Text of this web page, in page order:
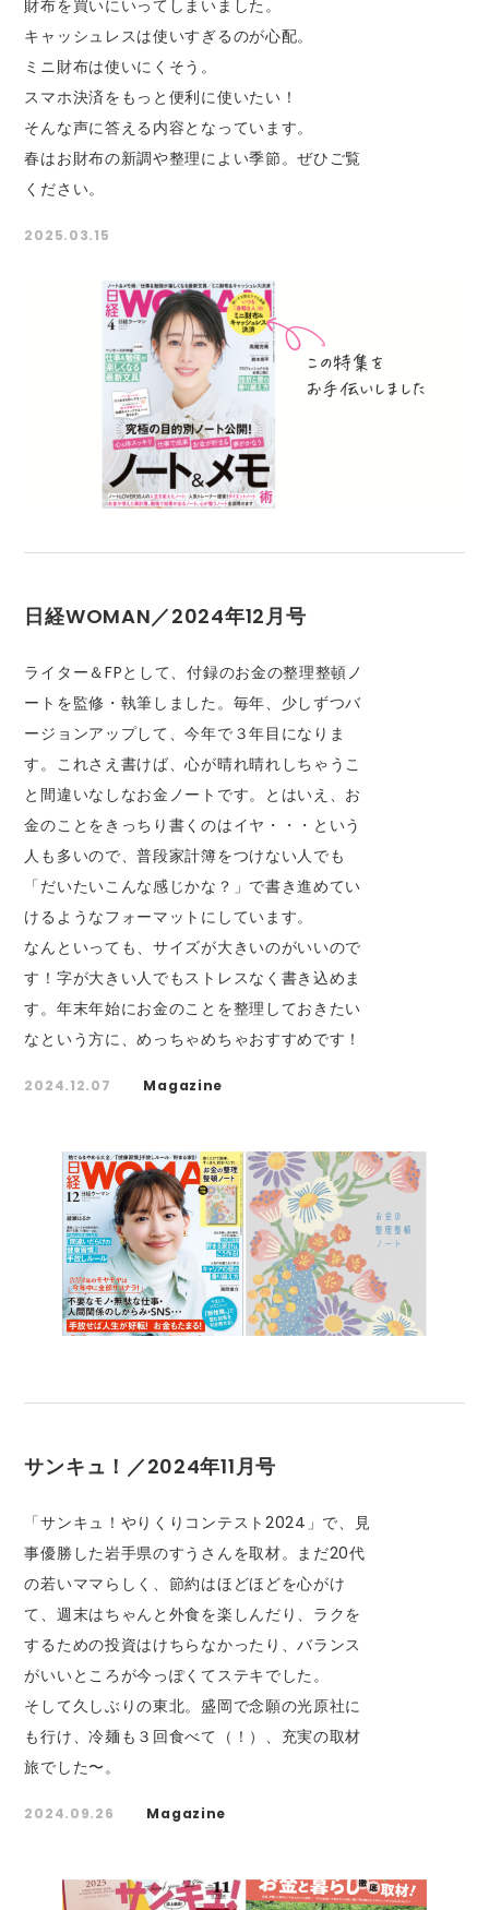
財布を買いにいってしまいました。
キャッシュレスは使いすぎるのが心配。
ミニ財布は使いにくそう。
スマホ決済をもっと便利に使いたい！
そんな声に答える内容となっています。
春はお財布の新調や整理によい季節。ぜひご覧
ください。
2025.03.15
日経WOMAN／2024年12月号
ライター＆FPとして、付録のお金の整理整頓ノ
ートを監修・執筆しました。毎年、少しずつバ
ージョンアップして、今年で３年目になりま
す。これさえ書けば、心が晴れ晴れしちゃうこ
と間違いなしなお金ノートです。とはいえ、お
金のことをきっちり書くのはイヤ・・・という
人も多いので、普段家計簿をつけない人でも
「だいたいこんな感じかな？」で書き進めてい
けるようなフォーマットにしています。
なんといっても、サイズが大きいのがいいので
す！字が大きい人でもストレスなく書き込めま
す。年末年始にお金のことを整理しておきたい
なという方に、めっちゃめちゃおすすめです！
2024.12.07 Magazine
サンキュ！／2024年11月号
「サンキュ！やりくりコンテスト2024」で、見
事優勝した岩手県のすうさんを取材。まだ20代
の若いママらしく、節約はほどほどを心がけ
て、週末はちゃんと外食を楽しんだり、ラクを
するための投資はけちらなかったり、バランス
がいいところが今っぽくてステキでした。
そして久しぶりの東北。盛岡で念願の光原社に
も行け、冷麺も３回食べて（！）、充実の取材
旅でした〜。
2024.09.26 Magazine